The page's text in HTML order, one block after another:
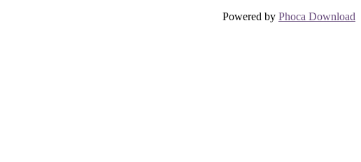
Powered by Phoca Download